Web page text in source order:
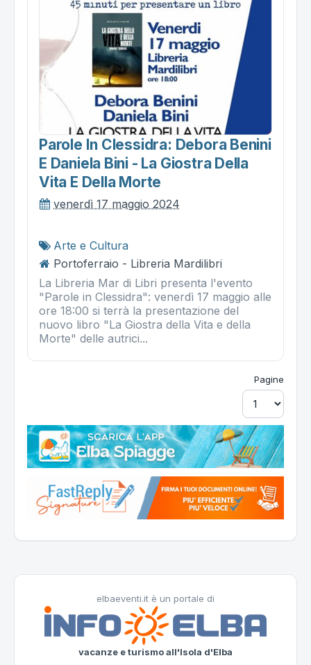
Parole In Clessidra: Debora Benini
E Daniela Bini - La Giostra Della
Vita E Della Morte
venerdì 17 maggio 2024
Arte e Cultura
Portoferraio - Libreria Mardilibri
La Libreria Mar di Libri presenta l'evento
"Parole in Clessidra": venerdì 17 maggio alle
ore 18:00 si terrà la presentazione del
nuovo libro "La Giostra della Vita e della
Morte" delle autrici...
Pagine
elbaeventi.it è un portale di
vacanze e turismo all'Isola d'Elba